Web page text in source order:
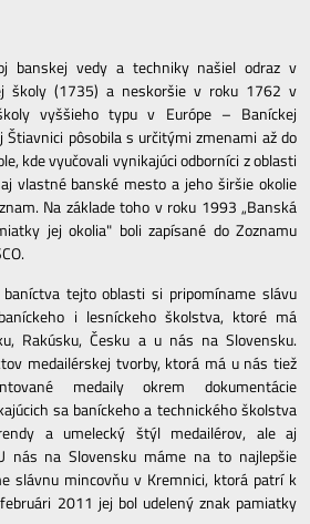
banskej vedy a techniky našiel odraz v
školy (1735) a neskoršie v roku 1762 v
vyššieho typu v Európe – Baníckej
pôsobila s určitými zmenami až do
kde vyučovali vynikajúci odborníci z oblasti
vlastné banské mesto a jeho širšie okolie
Na základe toho v roku 1993 „Banská
jej okolia" boli zapísané do Zoznamu
tejto oblasti si pripomíname slávu
i lesníckeho školstva, ktoré má
Rakúsku, Česku a u nás na Slovensku.
medailérskej tvorby, ktorá má u nás tiež
medaily okrem dokumentácie
sa baníckeho a technického školstva
a umelecký štýl medailérov, ale aj
nás na Slovensku máme na to najlepšie
slávnu mincovňu v Kremnici, ktorá patrí k
2011 jej bol udelený znak pamiatky